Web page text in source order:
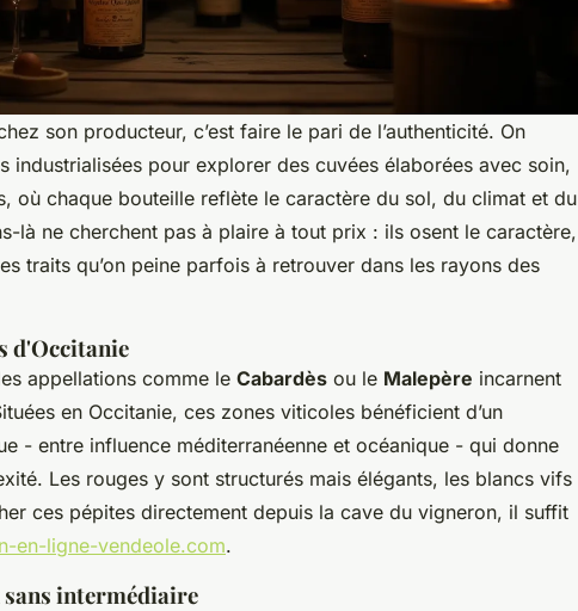
son producteur, c’est faire le pari de l’authenticité. On
industrialisées pour explorer des cuvées élaborées avec soin,
où chaque bouteille reflète le caractère du sol, du climat et du
là ne cherchent pas à plaire à tout prix : ils osent le caractère,
traits qu’on peine parfois à retrouver dans les rayons des
d'Occitanie
appellations comme le Cabardès ou le Malepère incarnent
en Occitanie, ces zones viticoles bénéficient d’un
- entre influence méditerranéenne et océanique - qui donne
Les rouges y sont structurés mais élégants, les blancs vifs
ces pépites directement depuis la cave du vigneron, il suffit
en-ligne-vendeole.com.
intermédiaire